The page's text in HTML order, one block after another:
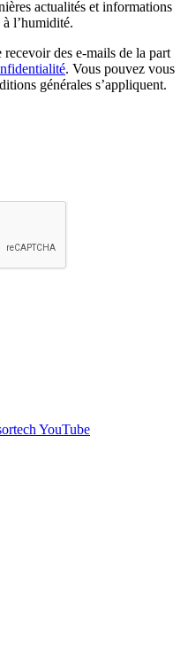
actualités et informations
l’humidité.
des e-mails de la part
. Vous pouvez vous
générales s’appliquent.